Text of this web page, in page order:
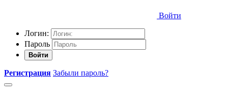
Войти
Логин:
Пароль
Войти
Регистрация Забыли пароль?